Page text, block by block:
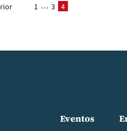
1 … 3 4
Eventos